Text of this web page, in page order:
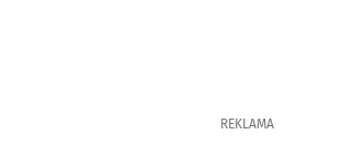
REKLAMA